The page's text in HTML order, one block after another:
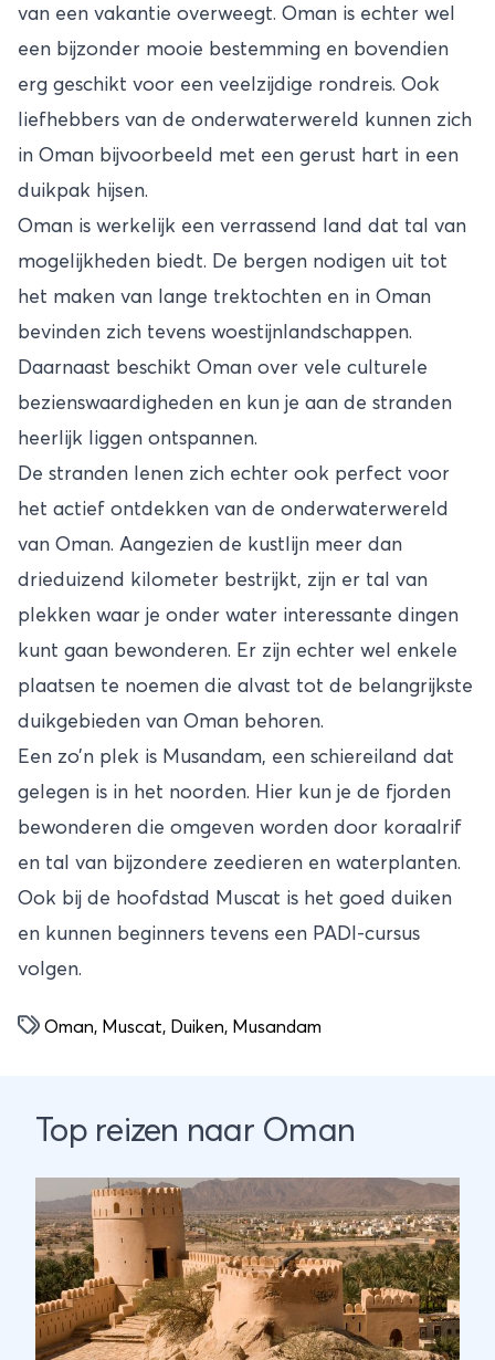
van een vakantie overweegt. Oman is echter wel
een bijzonder mooie bestemming en bovendien
erg geschikt voor een veelzijdige rondreis. Ook
liefhebbers van de onderwaterwereld kunnen zich
in Oman bijvoorbeeld met een gerust hart in een
duikpak hijsen.
Oman is werkelijk een verrassend land dat tal van
mogelijkheden biedt. De bergen nodigen uit tot
het maken van lange trektochten en in Oman
bevinden zich tevens woestijnlandschappen.
Daarnaast beschikt Oman over vele culturele
bezienswaardigheden en kun je aan de stranden
heerlijk liggen ontspannen.
De stranden lenen zich echter ook perfect voor
het actief ontdekken van de onderwaterwereld
van Oman. Aangezien de kustlijn meer dan
drieduizend kilometer bestrijkt, zijn er tal van
plekken waar je onder water interessante dingen
kunt gaan bewonderen. Er zijn echter wel enkele
plaatsen te noemen die alvast tot de belangrijkste
duikgebieden van Oman behoren.
Een zo’n plek is Musandam, een schiereiland dat
gelegen is in het noorden. Hier kun je de fjorden
bewonderen die omgeven worden door koraalrif
en tal van bijzondere zeedieren en waterplanten.
Ook bij de hoofdstad Muscat is het goed duiken
en kunnen beginners tevens een PADI-cursus
volgen.
Oman, Muscat, Duiken, Musandam
Top reizen naar Oman